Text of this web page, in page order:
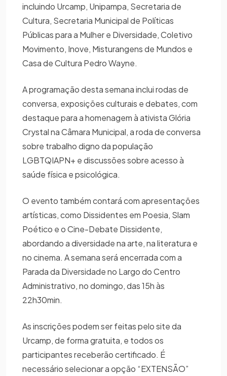
incluindo Urcamp, Unipampa, Secretaria de
Cultura, Secretaria Municipal de Políticas
Públicas para a Mulher e Diversidade, Coletivo
Movimento, Inove, Misturangens de Mundos e
Casa de Cultura Pedro Wayne.
A programação desta semana inclui rodas de
conversa, exposições culturais e debates, com
destaque para a homenagem à ativista Glória
Crystal na Câmara Municipal, a roda de conversa
sobre trabalho digno da população
LGBTQIAPN+ e discussões sobre acesso à
saúde física e psicológica.
O evento também contará com apresentações
artísticas, como Dissidentes em Poesia, Slam
Poético e o Cine-Debate Dissidente,
abordando a diversidade na arte, na literatura e
no cinema. A semana será encerrada com a
Parada da Diversidade no Largo do Centro
Administrativo, no domingo, das 15h às
22h30min.
As inscrições podem ser feitas pelo site da
Urcamp, de forma gratuita, e todos os
participantes receberão certificado. É
necessário selecionar a opção “EXTENSÃO”